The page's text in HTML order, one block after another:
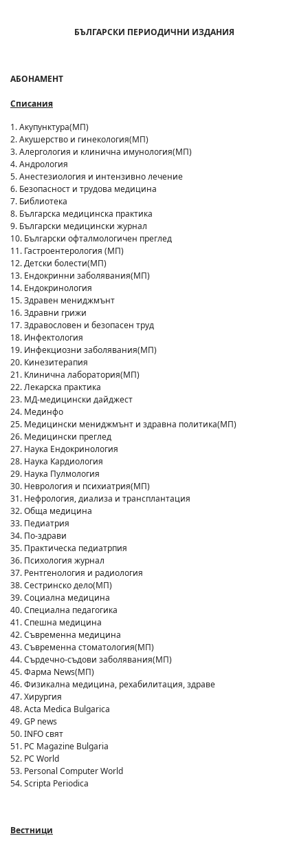
БЪЛГАРСКИ ПЕРИОДИЧНИ ИЗДАНИЯ
АБОНАМЕНТ
Списания
1. Акупунктура(МП)
2. Акушерство и гинекология(МП)
3. Алергология и клинична имунология(МП)
4. Андрология
5. Анестезиология и интензивно лечение
6. Безопасност и трудова медицина
7. Библиотека
8. Българска медицинска практика
9. Български медицински журнал
10. Български офталмологичен преглед
11. Гастроентерология (МП)
12. Детски болести(МП)
13. Ендокринни заболявания(МП)
14. Ендокринология
15. Здравен мениджмънт
16. Здравни грижи
17. Здравословен и безопасен труд
18. Инфектология
19. Инфекциозни заболявания(МП)
20. Кинезитерапия
21. Клинична лаборатория(МП)
22. Лекарска практика
23. МД-медицински дайджест
24. Мединфо
25. Медицински мениджмънт и здравна политика(МП)
26. Медицински преглед
27. Наука Ендокринология
28. Наука Кардиология
29. Наука Пулмология
30. Неврология и психиатрия(МП)
31. Нефрология, диализа и трансплантация
32. Обща медицина
33. Педиатрия
34. По-здрави
35. Практическа педиатрпия
36. Психология журнал
37. Рентгенология и радиология
38. Сестринско дело(МП)
39. Социална медицина
40. Специална педагогика
41. Спешна медицина
42. Съвременна медицина
43. Съвременна стоматология(МП)
44. Сърдечно-съдови заболявания(МП)
45. Фарма News(МП)
46. Физикална медицина, рехабилитация, здраве
47. Хирургия
48. Acta Medica Bulgarica
49. GP news
50. INFO свят
51. PC Magazine Bulgaria
52. PC World
53. Personal Computer World
54. Scripta Periodica
Вестници